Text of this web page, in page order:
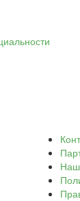
Наш